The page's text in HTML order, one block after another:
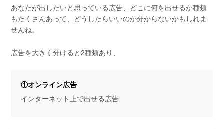
あなたが出したいと思っている広告、どこに何を出せるか種類
もたくさんあって、どうしたらいいのか分からないかもしれま
せんね。
広告を大きく分けると2種類あり、
①オンライン広告
インターネット上で出せる広告